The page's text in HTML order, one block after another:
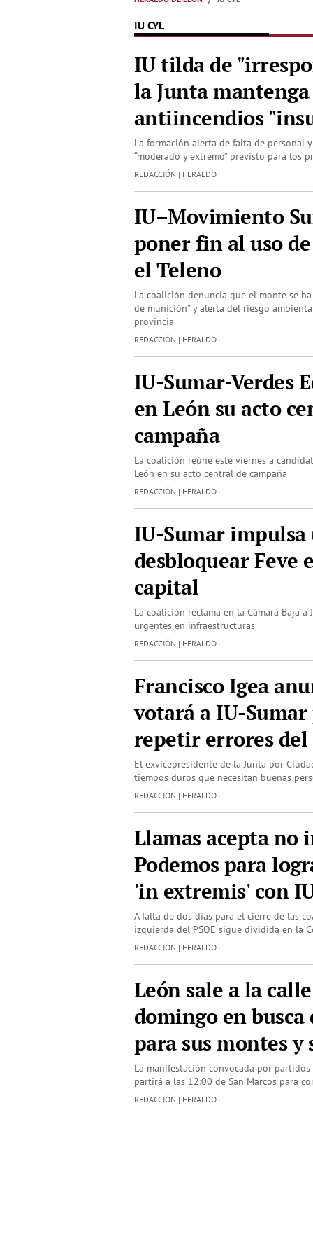
IU CYL
IU tilda de
la Junta
antiincendios
La formación alerta de falta de personal
“moderado y extremo” previsto para los
REDACCIÓN | HERALDO
IU–Movimiento
poner fin al uso
el Teleno
La coalición denuncia que el monte se
de munición” y alerta del riesgo
provincia
REDACCIÓN | HERALDO
IU-Sumar-Verdes
en León su acto
campaña
La coalición reúne este viernes a
León en su acto central de campaña
REDACCIÓN | HERALDO
IU-Sumar impulsa
desbloquear Feve
capital
La coalición reclama en la Cámara Baja
urgentes en infraestructuras
REDACCIÓN | HERALDO
Francisco Igea
votará a IU-Sumar
repetir errores del
El exvicepresidente de la Junta por
tiempos duros que necesitan buenas
REDACCIÓN | HERALDO
Llamas acepta no
Podemos para
'in extremis' con
A falta de dos días para el cierre de las
izquierda del PSOE sigue dividida en la
REDACCIÓN | HERALDO
León sale a la
domingo en busca
para sus montes y
La manifestación convocada por
partirá a las 12:00 de San Marcos para
REDACCIÓN | HERALDO